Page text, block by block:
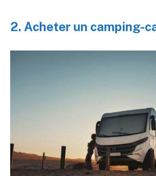
2. Acheter un camping-